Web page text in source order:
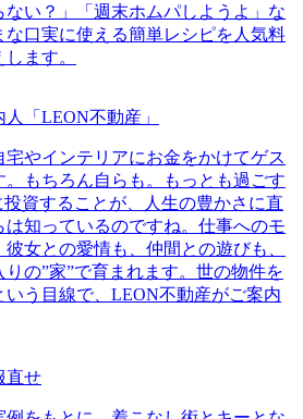
ない？」「週末ホムパしようよ」な
な口実に使える簡単レシピを人気料
ます。
「LEON不動産」
宅やインテリアにお金をかけてゲス
。もちろん自らも。もっとも過ごす
投資することが、人生の豊かさに直
は知っているのですね。仕事へのモ
女との愛情も、仲間との遊びも、
の”家”で育まれます。世の物件を
いう目線で、LEON不動産がご案内
直せ